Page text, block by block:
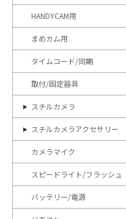
HANDYCAM用
まめカム用
タイムコード/同期
取付/固定器具
スチルカメラ
スチルカメラアクセサリー
カメラマイク
スピードライト/フラッシュ
バッテリー/電源